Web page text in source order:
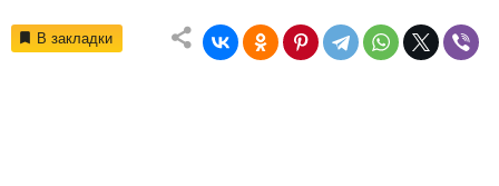
В закладки